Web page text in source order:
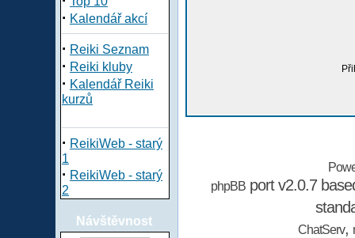
· Kalendář akcí
· Reiki Seznam
· Reiki kluby
· Kalendář Reiki
kurzů
· ReikiWeb - starý
1
· ReikiWeb - starý
2
Návštěvnost
phpBBport v2.0.7
ChatServ,